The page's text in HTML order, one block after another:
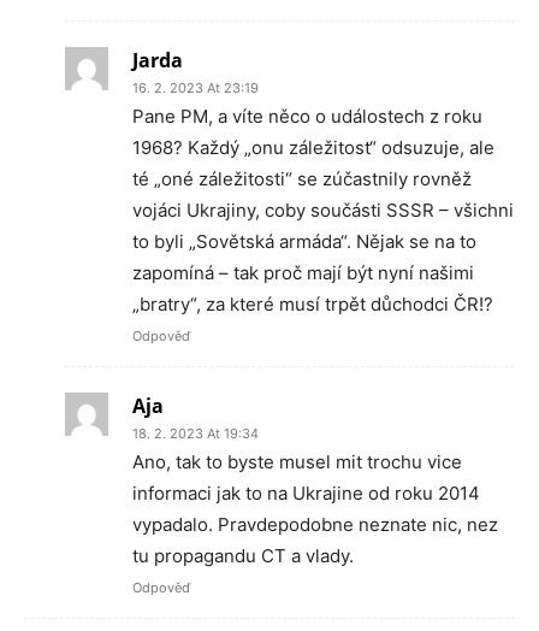
Jarda
16. 2. 2023 At 23:19
Pane PM, a víte něco o událostech z roku
1968? Každý „onu záležitost“ odsuzuje, ale
té „oné záležitosti“ se zúčastnily rovněž
vojáci Ukrajiny, coby součásti SSSR – všichni
to byli „Sovětská armáda“. Nějak se na to
zapomíná – tak proč mají být nyní našimi
„bratry“, za které musí trpět důchodci ČR!?
Odpověď
Aja
18. 2. 2023 At 19:34
Ano, tak to byste musel mit trochu vice
informaci jak to na Ukrajine od roku 2014
vypadalo. Pravdepodobne neznate nic, nez
tu propagandu CT a vlady.
Odpověď